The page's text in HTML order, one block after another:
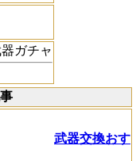
ガチャ
武器交換おす